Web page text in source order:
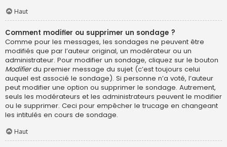
Haut
Comment modifier ou supprimer un sondage ?
Comme pour les messages, les sondages ne peuvent être
modifiés que par l’auteur original, un modérateur ou un
administrateur. Pour modifier un sondage, cliquez sur le bouton
Modifierdu premier message du sujet (c’est toujours celui
auquel est associé le sondage). Si personne n’a voté, l’auteur
peut modifier une option ou supprimer le sondage. Autrement,
seuls les modérateurs et les administrateurs peuvent le modifier
ou le supprimer. Ceci pour empêcher le trucage en changeant
les intitulés en cours de sondage.
Haut